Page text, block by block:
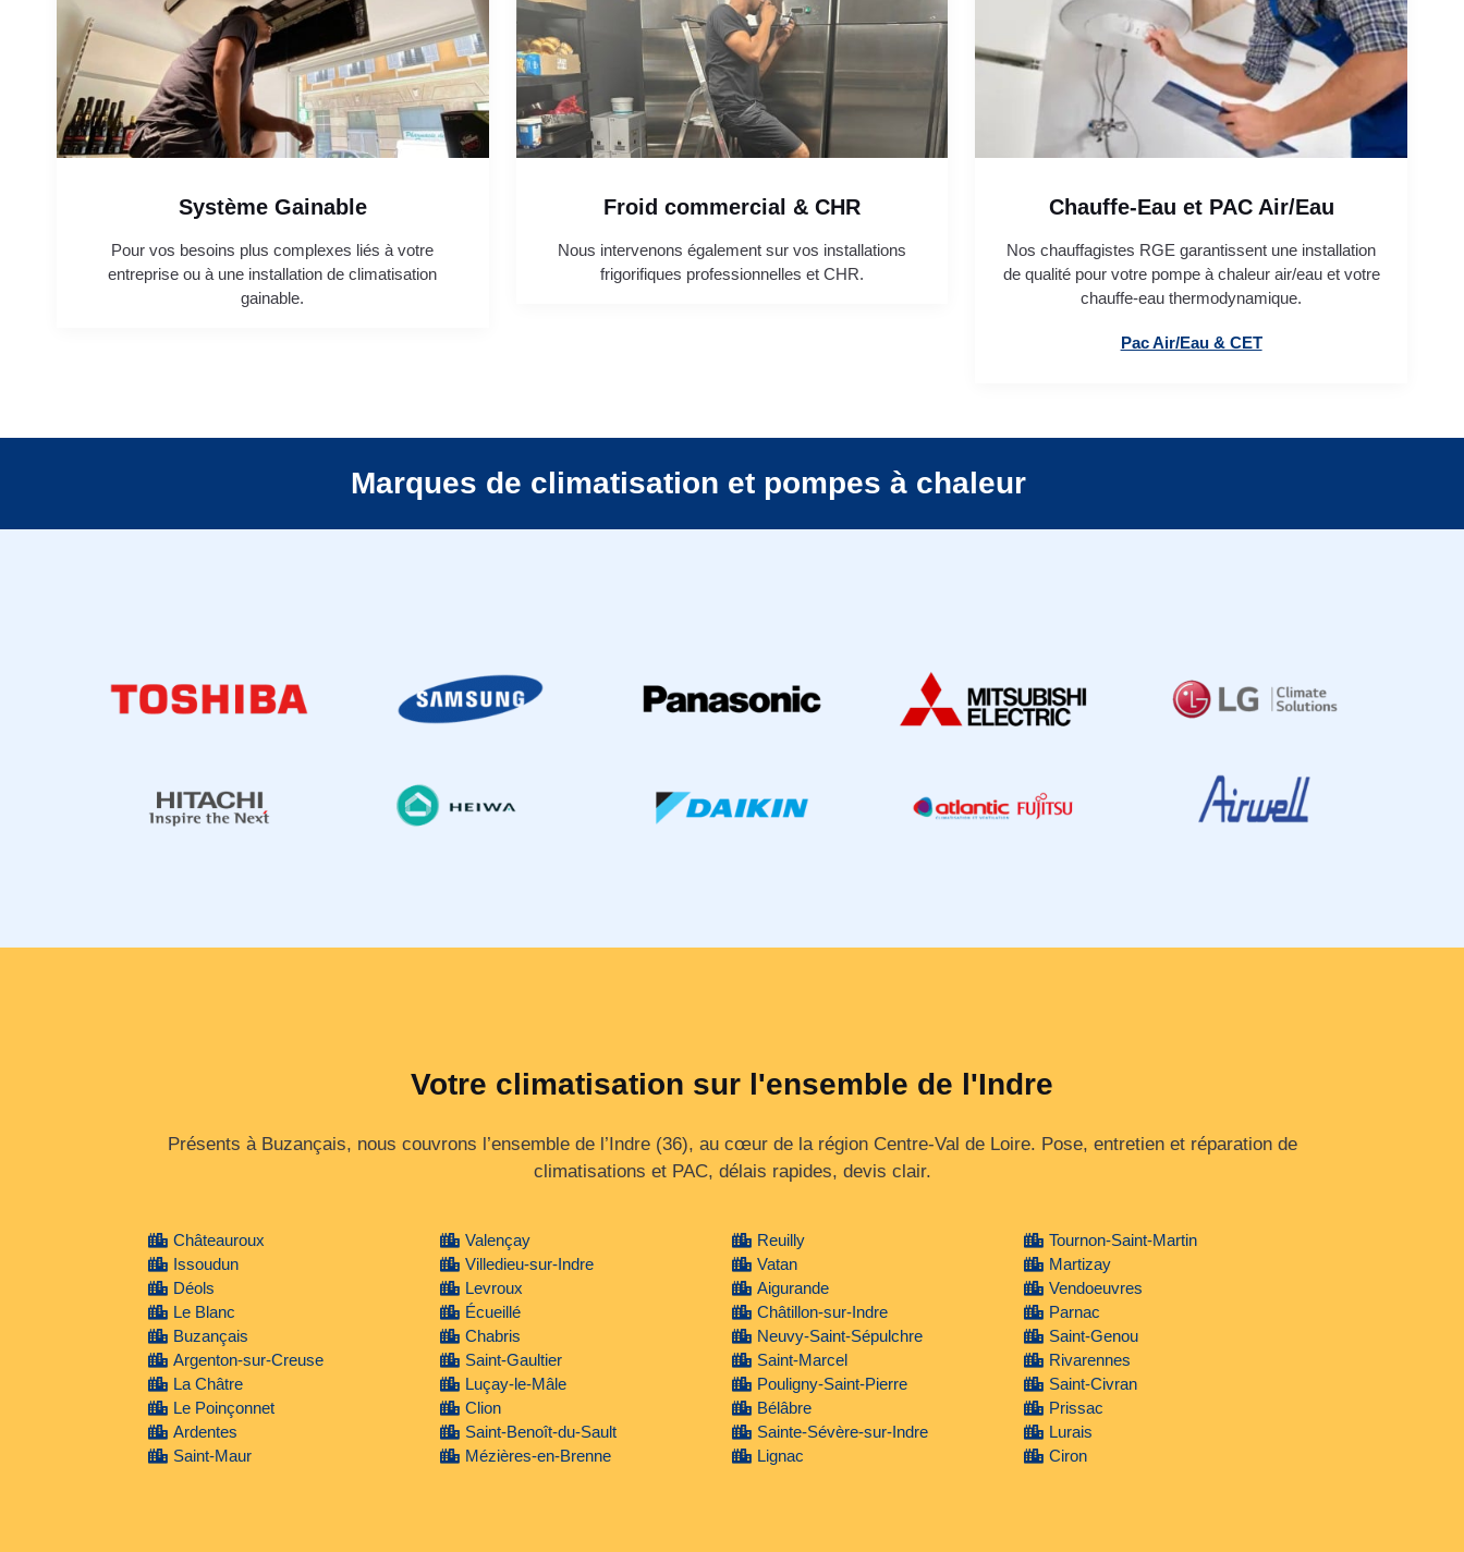
Système Gainable
Pour vos besoins plus complexes liés à votre
entreprise ou à une installation de climatisation
gainable.
Froid commercial & CHR
Nous intervenons également sur vos installations
frigorifiques professionnelles et CHR.
Chauffe-Eau et PAC Air/Eau
Nos chauffagistes RGE garantissent une installation
de qualité pour votre pompe à chaleur air/eau et votre
chauffe-eau thermodynamique.
Pac Air/Eau & CET
Marques de climatisation et pompes à chaleur
Votre climatisation sur l'ensemble de l'Indre
Présents à Buzançais, nous couvrons l’ensemble de l’Indre (36), au cœur de la région Centre‑Val de Loire. Pose, entretien et réparation de
climatisations et PAC, délais rapides, devis clair.
Châteauroux
Issoudun
Déols
Le Blanc
Buzançais
Argenton-sur-Creuse
La Châtre
Le Poinçonnet
Ardentes
Saint-Maur
Valençay
Villedieu-sur-Indre
Levroux
Écueillé
Chabris
Saint-Gaultier
Luçay-le-Mâle
Clion
Saint-Benoît-du-Sault
Mézières-en-Brenne
Reuilly
Vatan
Aigurande
Châtillon-sur-Indre
Neuvy-Saint-Sépulchre
Saint-Marcel
Pouligny-Saint-Pierre
Bélâbre
Sainte-Sévère-sur-Indre
Lignac
Tournon-Saint-Martin
Martizay
Vendoeuvres
Parnac
Saint-Genou
Rivarennes
Saint-Civran
Prissac
Lurais
Ciron